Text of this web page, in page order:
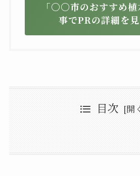
「〇〇市のおすすめ
事でPRの詳細を
目次